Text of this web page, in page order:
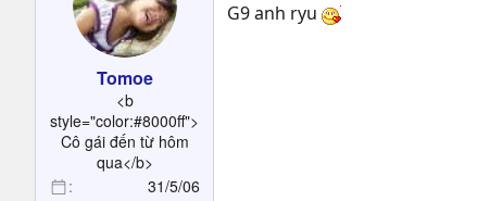
Tomoe
<b
style="color:#8000ff">
Cô gái đến từ hôm
qua</b>
31/5/06
G9 anh ryu